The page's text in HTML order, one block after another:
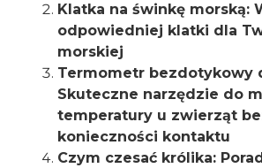
Klatka na świnkę morską:
odpowiedniej klatki dla
morskiej
Termometr bezdotykowy
Skuteczne narzędzie do
temperatury u zwierząt
konieczności kontaktu
Czym czesać królika: